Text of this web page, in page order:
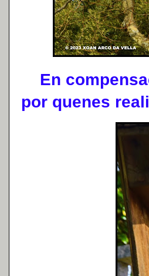
En
por quenes